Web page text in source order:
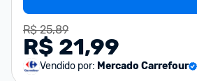
R$ 25,89
R$ 21,99
Vendido por: Mercado Carrefour